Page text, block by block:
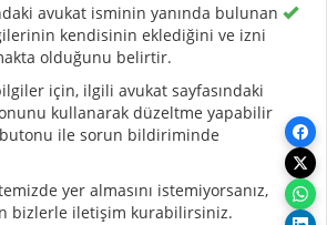
avukat isminin yanında bulunan
kendisinin eklediğini ve izni
olduğunu belirtir.
için, ilgili avukat sayfasındaki
kullanarak düzeltme yapabilir
ile sorun bildiriminde
yer almasını istemiyorsanız,
bizlerle iletişim kurabilirsiniz.